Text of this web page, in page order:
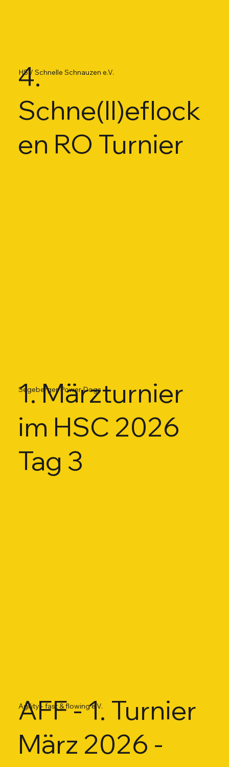
4.
Schne(ll)eflock
en RO Turnier
HSV Schnelle Schnauzen e.V.
1. Märzturnier
im HSC 2026
Tag 3
Segeberger Power Dogs
AFF - 1. Turnier
März 2026 -
Agility - fast & flowing e.V.